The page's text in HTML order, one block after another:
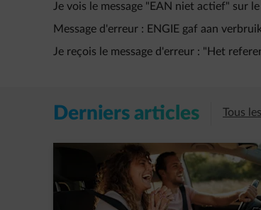
Je vois le message "EAN niet actief" sur
Message d'erreur : ENGIE gaf aan
Je reçois le message d'erreur : "Het
Derniers articles Tous